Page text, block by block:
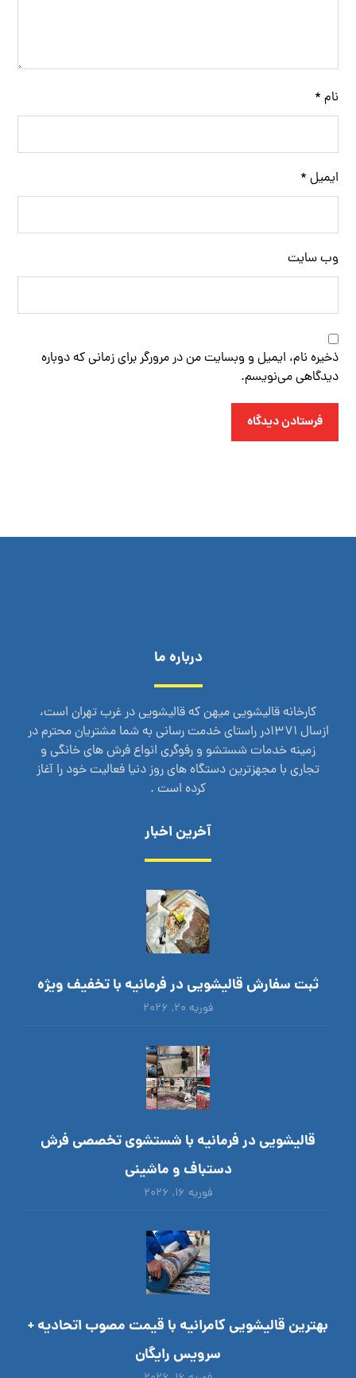
نام *
ایمیل *
وب‌ سایت
ذخیره نام، ایمیل و وبسایت من در مرورگر برای زمانی که دوباره
دیدگاهی می‌نویسم.
فرستادن دیدگاه
درباره ما
کارخانه قالیشویی میهن که قالیشویی در غرب تهران است،
ازسال 1371در راستای خدمت رسانی به شما مشتریان محترم در
زمینه خدمات شستشو و رفوگری انواع فرش های خانگی و
تجاری با مجهزترین دستگاه های روز دنیا فعالیت خود را آغاز
کرده است .
آخرین اخبار
ثبت سفارش قالیشویی در فرمانیه با تخفیف ویژه
فوریه ۲۰, ۲۰۲۶
قالیشویی در فرمانیه با شستشوی تخصصی فرش
دستباف و ماشینی
فوریه ۱۶, ۲۰۲۶
بهترین قالیشویی کامرانیه با قیمت مصوب اتحادیه +
سرویس رایگان